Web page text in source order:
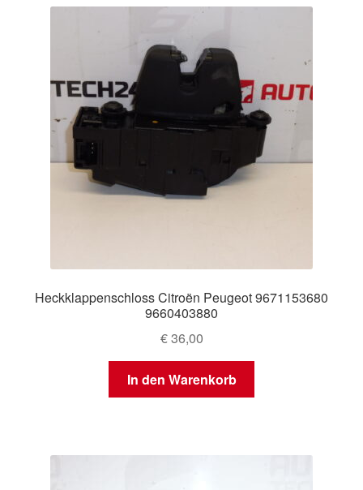
Heckklappenschloss Citroën Peugeot 9671153680
9660403880
€36,00
In den Warenkorb